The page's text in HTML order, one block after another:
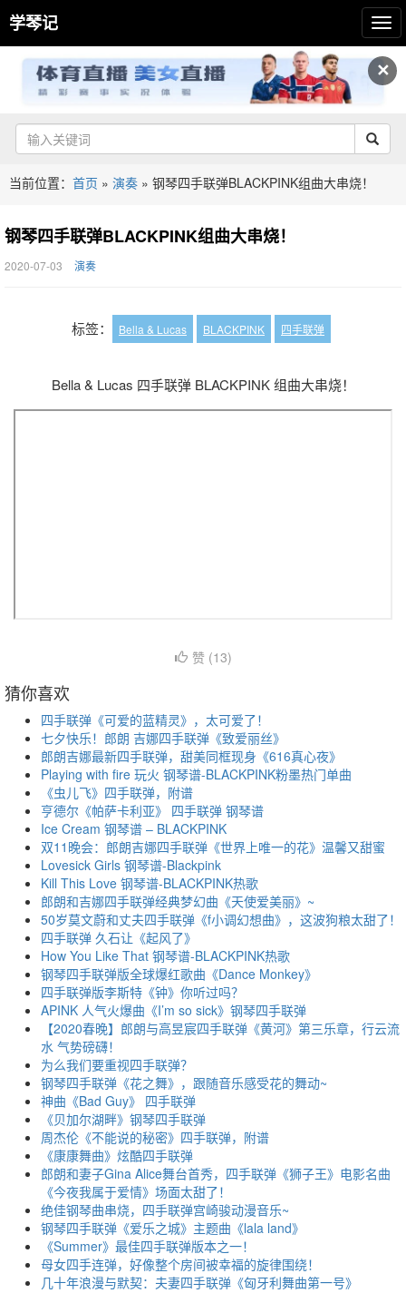
✕
学琴记
当前位置： 首页 » 演奏 » 钢琴四手联弹BLACKPINK组曲大串烧！
钢琴四手联弹BLACKPINK组曲大串烧！
2020-07-03 演奏
标签： Bella & Lucas BLACKPINK 四手联弹
Bella & Lucas 四手联弹 BLACKPINK 组曲大串烧！
赞 (13)
猜你喜欢
四手联弹《可爱的蓝精灵》，太可爱了！
七夕快乐！郎朗 吉娜四手联弹《致爱丽丝》
郎朗吉娜最新四手联弹，甜美同框现身《616真心夜》
Playing with fire 玩火 钢琴谱-BLACKPINK粉墨热门单曲
《虫儿飞》四手联弹，附谱
亨德尔《帕萨卡利亚》 四手联弹 钢琴谱
Ice Cream 钢琴谱 – BLACKPINK
双11晚会：郎朗吉娜四手联弹《世界上唯一的花》温馨又甜蜜
Lovesick Girls 钢琴谱-Blackpink
Kill This Love 钢琴谱-BLACKPINK热歌
郎朗和吉娜四手联弹经典梦幻曲《天使爱美丽》~
50岁莫文蔚和丈夫四手联弹《f小调幻想曲》，这波狗粮太甜了！
四手联弹 久石让《起风了》
How You Like That 钢琴谱-BLACKPINK热歌
钢琴四手联弹版全球爆红歌曲《Dance Monkey》
四手联弹版李斯特《钟》你听过吗？
APINK 人气火爆曲《I’m so sick》钢琴四手联弹
【2020春晚】郎朗与高昱宸四手联弹《黄河》第三乐章，行云流
水 气势磅礴！
为么我们要重视四手联弹？
钢琴四手联弹《花之舞》，跟随音乐感受花的舞动~
神曲《Bad Guy》 四手联弹
《贝加尔湖畔》钢琴四手联弹
周杰伦《不能说的秘密》四手联弹，附谱
《康康舞曲》炫酷四手联弹
郎朗和妻子Gina Alice舞台首秀，四手联弹《狮子王》电影名曲
《今夜我属于爱情》场面太甜了！
绝佳钢琴曲串烧，四手联弹宫崎骏动漫音乐~
钢琴四手联弹《爱乐之城》主题曲《lala land》
《Summer》最佳四手联弹版本之一！
母女四手连弹，好像整个房间被幸福的旋律围绕！
几十年浪漫与默契：夫妻四手联弹《匈牙利舞曲第一号》